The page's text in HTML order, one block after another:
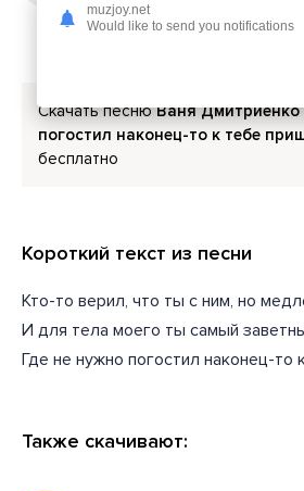
Скачать песнюВаня Дмитриенко
погостил наконец-то к тебе
бесплатно
Короткий текст из песни
Кто-то верил, что ты с ним, но
И для тела моего ты самый
Где не нужно погостил наконец-то
Также скачивают:
muzjoy.net
Would like to send you notifications